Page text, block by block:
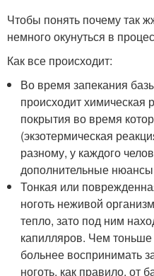
Чтобы понять почему так
немного окунуться в
Как все происходит:
Во время запекания
происходит химическая
покрытия во время
(экзотермическая
разному, у каждого
дополнительные
Тонкая или
ноготь неживой
тепло, зато под ним
капилляров. Чем тоньше
больнее воспринимать
ноготь, как правило, от